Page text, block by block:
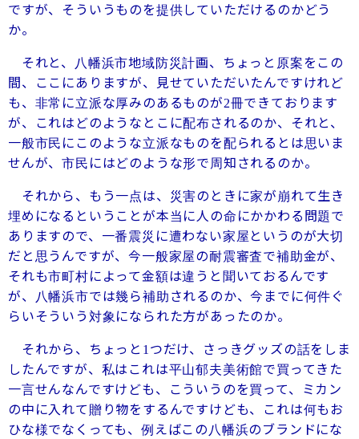
ですが、そういうものを提供していただけるのかどう
か。
それと、八幡浜市地域防災計画、ちょっと原案をこの
間、ここにありますが、見せていただいたんですけれど
も、非常に立派な厚みのあるものが2冊できております
が、これはどのようなとこに配布されるのか、それと、
一般市民にこのような立派なものを配られるとは思いま
せんが、市民にはどのような形で周知されるのか。
それから、もう一点は、災害のときに家が崩れて生き
埋めになるということが本当に人の命にかかわる問題で
ありますので、一番震災に遭わない家屋というのが大切
だと思うんですが、今一般家屋の耐震審査で補助金が、
それも市町村によって金額は違うと聞いておるんです
が、八幡浜市では幾ら補助されるのか、今までに何件ぐ
らいそういう対象になられた方があったのか。
それから、ちょっと 1 つだけ、さっきグッズの話をしま
したんですが、私はこれは平山郁夫美術館で買ってきた
一言せんなんですけども、こういうのを買って、ミカン
の中に入れて贈り物をするんですけども、これは何もお
ひな様でなくっても、例えばこの八幡浜のブランドにな